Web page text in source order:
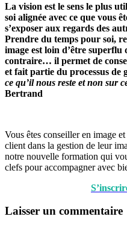
La vision est le sens le plus
soi alignée avec ce que vous
s’exposer aux regards des
Prendre du temps pour soi,
image est loin d’être
contraire… il permet de
et fait partie du processus de
ce qu’il nous reste et non sur
Bertrand
Vous êtes conseiller en image
client dans la gestion de leur
notre nouvelle formation qui
clefs pour accompagner avec
Laisser un commentaire